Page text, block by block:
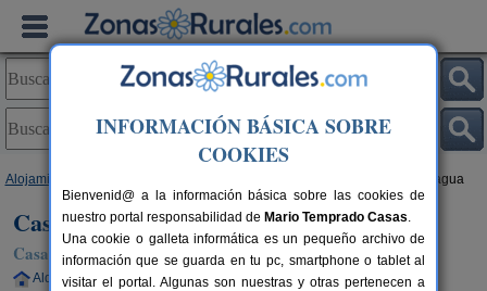
Alojamientos > Casa Rural La Fragua
Casa Rural La Fragua
Casa Rural en Carrascalejo (Ávila)
Alquiler completo 6+1 plazas 72 km de Ávila
INFORMACIÓN BÁSICA SOBRE
COOKIES
Bienvenid@ a la información básica sobre las cookies de
nuestro portal responsabilidad de Mario Temprado Casas.
Una cookie o galleta informática es un pequeño archivo de
información que se guarda en tu pc, smartphone o tablet al
visitar el portal. Algunas son nuestras y otras pertenecen a